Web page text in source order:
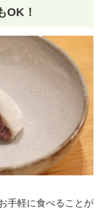
OK！
手軽に食べることが